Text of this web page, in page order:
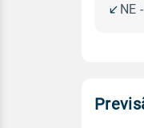
NE